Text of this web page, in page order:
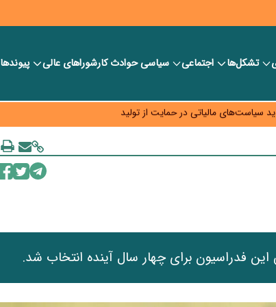
تشکل‌ها اجتماعی سیاسیحوادث کارشورا‎های عالی پیوندها
شبکه کمتر توسعه می‌یابد
مالیاتی در حمایت از تولید
فدراسیون برای چهار سال آینده انتخاب شد.